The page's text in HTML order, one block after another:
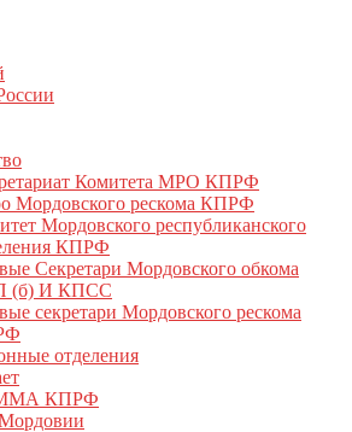
отделение КПРФ
Комитета МРО КПРФ
Мордовского рескома КПРФ
Мордовского республиканского
КПРФ
Секретари Мордовского обкома
(б) И КПСС
секретари Мордовского рескома
отделения
КПРФ